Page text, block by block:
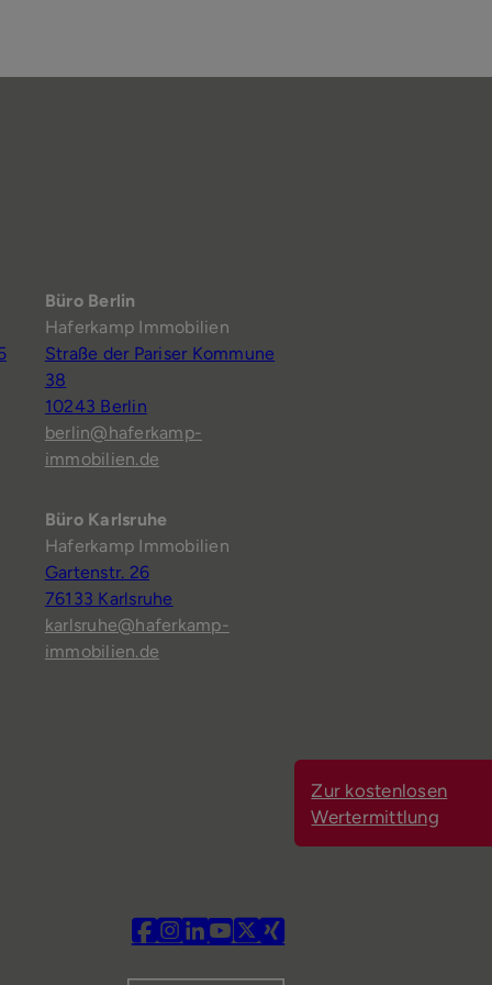
Zur kostenlosen
Wertermittlung
Büro Berlin
Haferkamp Immobilien
Straße der Pariser Kommune
38
10243 Berlin
berlin@haferkamp-
immobilien.de
Büro Karlsruhe
Haferkamp Immobilien
Gartenstr. 26
76133 Karlsruhe
karlsruhe@haferkamp-
immobilien.de